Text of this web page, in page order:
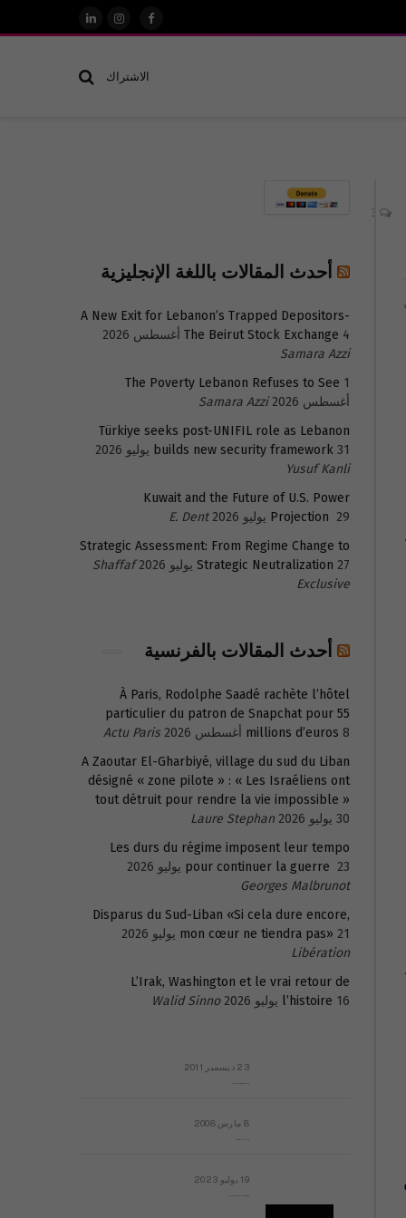
فيسبوكالانستغرام
لينكدإن
الاشتراك
أحدث المقالات باللغة الإنجليزية
A New Exit for Lebanon’s Trapped Depositors-
The Beirut Stock Exchange 4 أغسطس 2026
Samara Azzi
The Poverty Lebanon Refuses to See 1
أغسطس 2026
Samara Azzi
Türkiye seeks post-UNIFIL role as Lebanon
builds new security framework 31 يوليو 2026
Yusuf Kanli
Kuwait and the Future of U.S. Power
Projection 29 يوليو 2026
E. Dent
Strategic Assessment: From Regime Change to
Strategic Neutralization 27 يوليو 2026
Shaffaf
Exclusive
أحدث المقالات بالفرنسية
À Paris, Rodolphe Saadé rachète l’hôtel
particulier du patron de Snapchat pour 55
millions d’euros 8 أغسطس 2026
Actu Paris
A Zaoutar El-Gharbiyé, village du sud du Liban
désigné « zone pilote » : « Les Israéliens ont
tout détruit pour rendre la vie impossible »
30 يوليو 2026
Laure Stephan
Les durs du régime imposent leur tempo
pour continuer la guerre 23 يوليو 2026
Georges Malbrunot
Disparus du Sud-Liban «Si cela dure encore,
mon cœur ne tiendra pas» 21 يوليو 2026
Libération
L’Irak, Washington et le vrai retour de
l’histoire 16 يوليو 2026 Walid Sinno
23 ديسمبر 2011
8 مارس 2008
19 يوليو 2023